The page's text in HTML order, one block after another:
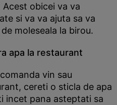
obicei va va
si va va ajuta sa va
moleseala la birou.
apa la restaurant
vin sau
cereti o sticla de apa
incet pana asteptati sa